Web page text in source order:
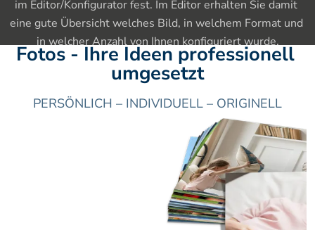
im Editor/Konfigurator fest. Im Editor erhalten Sie damit
eine gute Übersicht welches Bild, in welchem Format und
in welcher Anzahl von Ihnen konfiguriert wurde.
Fotos - Ihre Ideen professionell
umgesetzt
PERSÖNLICH – INDIVIDUELL – ORIGINELL